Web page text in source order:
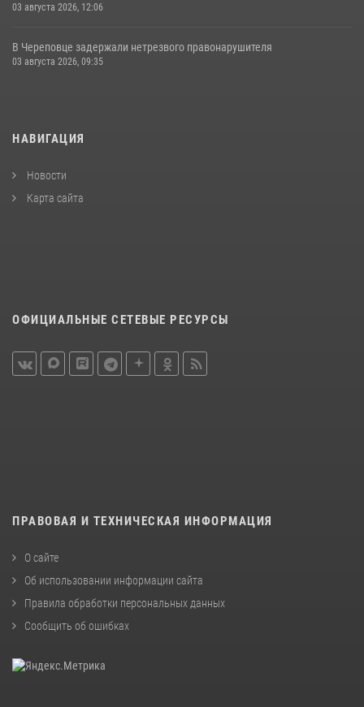
03 августа 2026, 12:06
В Череповце задержали нетрезвого правонарушителя
03 августа 2026, 09:35
НАВИГАЦИЯ
Новости
Карта сайта
ОФИЦИАЛЬНЫЕ СЕТЕВЫЕ РЕСУРСЫ
ПРАВОВАЯ И ТЕХНИЧЕСКАЯ ИНФОРМАЦИЯ
О сайте
Об использовании информации сайта
Правила обработки персональных данных
Сообщить об ошибках